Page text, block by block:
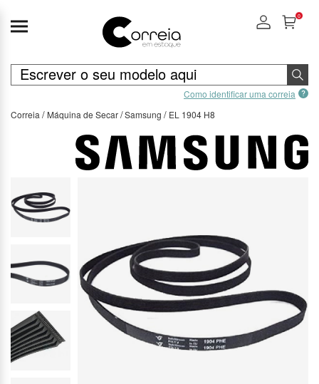
Como identificar uma correia
0
Correia Máquina de Secar Samsung EL 1904 H8